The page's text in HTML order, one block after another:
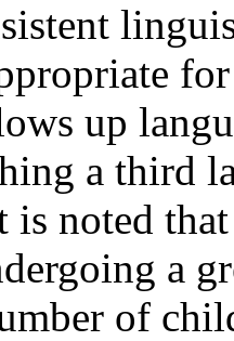
up
a third
noted
a
of